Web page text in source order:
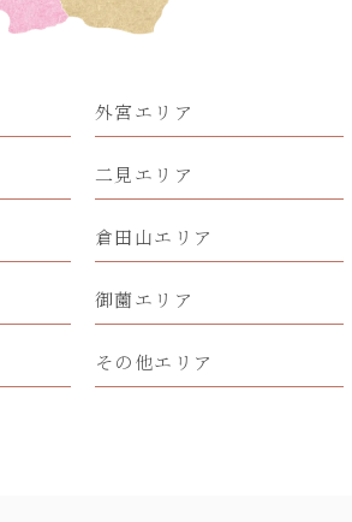
外宮エリア
二見エリア
倉田山エリア
御薗エリア
その他エリア